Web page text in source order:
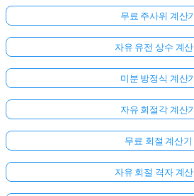
무료 주사위 계산
자유 유전 상수 계
미분 방정식 계산
자유 회절각 계산
무료 회절 계산기
자유 회절 격자 계